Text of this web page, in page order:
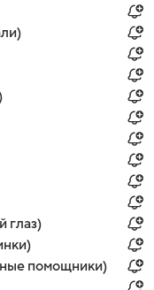
глаз)
помощники)